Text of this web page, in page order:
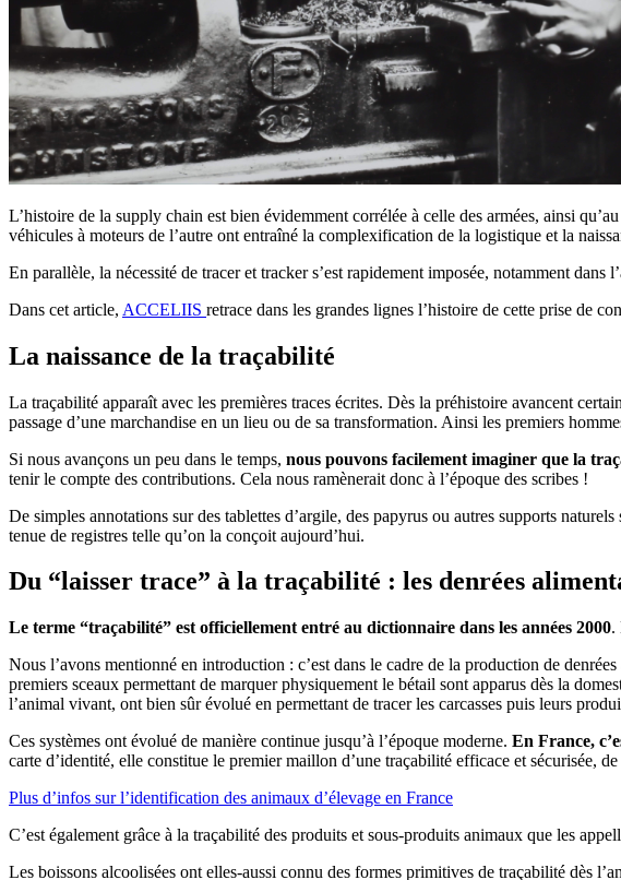
L’histoire de la supply chain est bien évidemment corrélée à celle des armées, ainsi
véhicules à moteurs de l’autre ont entraîné la complexification de la logistique et la
En parallèle, la nécessité de tracer et tracker s’est rapidement imposée, notamment dans
Dans cet article, ACCELIIS retrace dans les grandes lignes l’histoire de cette prise de
La naissance de la traçabilité
La traçabilité apparaît avec les premières traces écrites. Dès la préhistoire avancent
passage d’une marchandise en un lieu ou de sa transformation. Ainsi les premiers
Si nous avançons un peu dans le temps, nous pouvons facilement imaginer que la
tenir le compte des contributions. Cela nous ramènerait donc à l’époque des scribes !
De simples annotations sur des tablettes d’argile, des papyrus ou autres supports
tenue de registres telle qu’on la conçoit aujourd’hui.
Du “laisser trace” à la traçabilité : les denrées
Le terme “traçabilité” est officiellement entré au dictionnaire dans les années 2000.
Nous l’avons mentionné en introduction : c’est dans le cadre de la production de
premiers sceaux permettant de marquer physiquement le bétail sont apparus dès la
l’animal vivant, ont bien sûr évolué en permettant de tracer les carcasses puis leurs
Ces systèmes ont évolué de manière continue jusqu’à l’époque moderne. En France,
carte d’identité, elle constitue le premier maillon d’une traçabilité efficace et sécurisée, de
Plus d’infos sur l’identification des animaux d’élevage en France
C’est également grâce à la traçabilité des produits et sous-produits animaux que les
Les boissons alcoolisées ont elles-aussi connu des formes primitives de traçabilité dès